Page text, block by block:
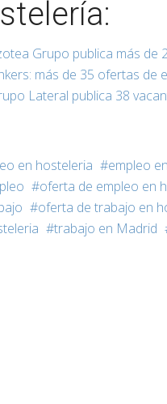
Grupo publica más de
más de 35 ofertas de
Lateral publica 38
en hosteleria empleo
oferta de empleo en
oferta de trabajo en
trabajo en Madrid